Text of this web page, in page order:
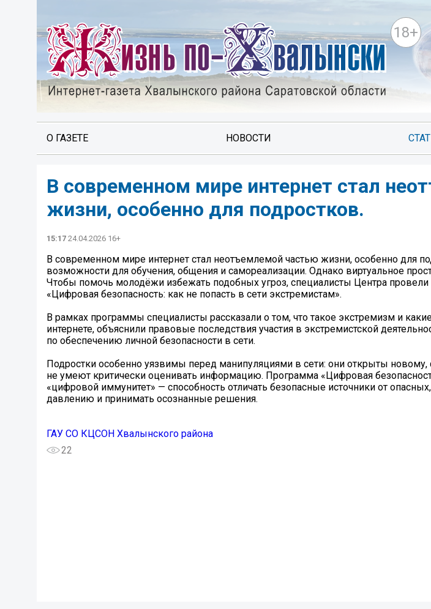
18+
О ГАЗЕТЕ НОВОСТИ
В современном мире интернет стал
жизни, особенно для подростков.
15:17 24.04.2026 16+
В современном мире интернет стал неотъемлемой частью жизни, особенно для
возможности для обучения, общения и самореализации. Однако виртуальное
Чтобы помочь молодёжи избежать подобных угроз, специалисты Центра
«Цифровая безопасность: как не попасть в сети экстремистам».
В рамках программы специалисты рассказали о том, что такое экстремизм и
интернете, объяснили правовые последствия участия в экстремистской
по обеспечению личной безопасности в сети.
Подростки особенно уязвимы перед манипуляциями в сети: они открыты новому,
не умеют критически оценивать информацию. Программа «Цифровая
«цифровой иммунитет» — способность отличать безопасные источники от
давлению и принимать осознанные решения.
ГАУ СО КЦСОН Хвалынского района
22